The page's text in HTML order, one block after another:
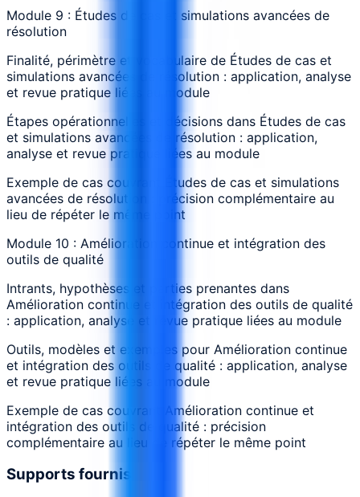
Module 9 : Études de cas et simulations avancées de
résolution
Finalité, périmètre et vocabulaire de Études de cas et
simulations avancées de résolution : application, analyse
et revue pratique liées au module
Étapes opérationnelles et décisions dans Études de cas
et simulations avancées de résolution : application,
analyse et revue pratique liées au module
Exemple de cas couvrant Études de cas et simulations
avancées de résolution : précision complémentaire au
lieu de répéter le même point
Module 10 : Amélioration continue et intégration des
outils de qualité
Intrants, hypothèses et parties prenantes dans
Amélioration continue et intégration des outils de qualité
: application, analyse et revue pratique liées au module
Outils, modèles et exemples pour Amélioration continue
et intégration des outils de qualité : application, analyse
et revue pratique liées au module
Exemple de cas couvrant Amélioration continue et
intégration des outils de qualité : précision
complémentaire au lieu de répéter le même point
Supports fournis